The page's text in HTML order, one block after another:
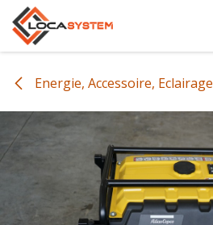
Se rendre au contenu
Energie, Accessoire, Eclairage